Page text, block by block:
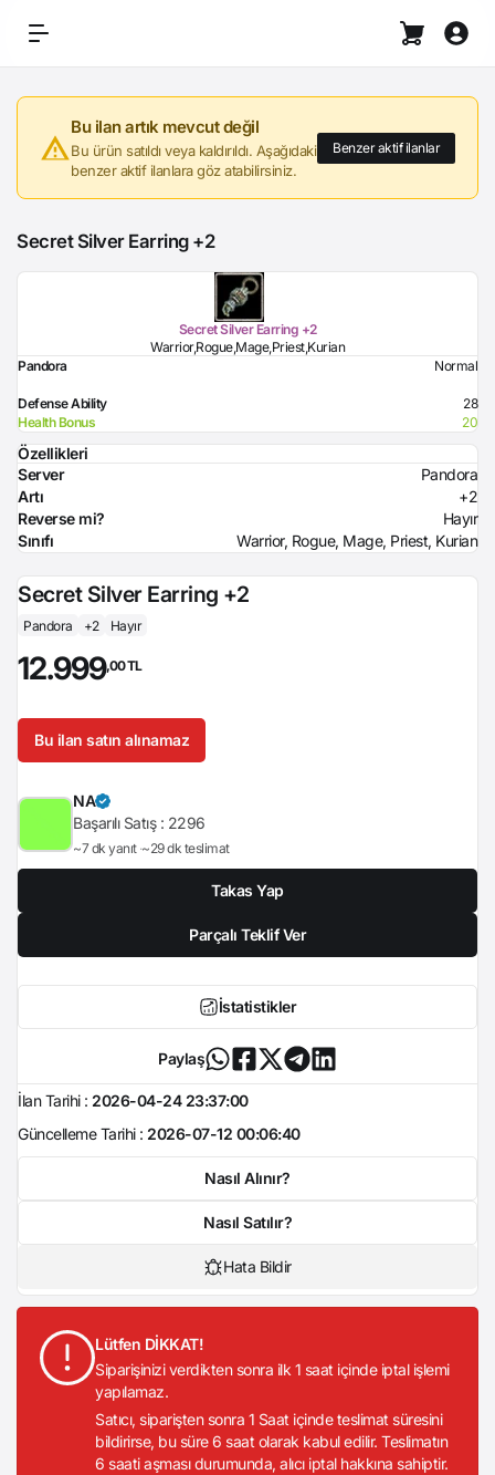
Bu ilan artık mevcut değil
Bu ürün satıldı veya kaldırıldı. Aşağıdaki
benzer aktif ilanlara göz atabilirsiniz.
Benzer aktif ilanlar
Secret Silver Earring +2
Secret Silver Earring +2
Warrior,Rogue,Mage,Priest,Kurian
Pandora
Normal
Defense Ability
28
Health Bonus
20
Özellikleri
Server
Pandora
Artı
+2
Reverse mi?
Hayır
Sınıfı
Warrior, Rogue, Mage, Priest, Kurian
Secret Silver Earring +2
Pandora +2 Hayır
12.999,00 TL
Bu ilan satın alınamaz
NA
Başarılı Satış : 2296
~7 dk yanıt ~29 dk teslimat
Takas Yap
Parçalı Teklif Ver
İstatistikler
Paylaş
İlan Tarihi : 2026-04-24 23:37:00
Güncelleme Tarihi : 2026-07-12 00:06:40
Nasıl Alınır?
Nasıl Satılır?
Hata Bildir
Lütfen DİKKAT!
Siparişinizi verdikten sonra ilk 1 saat içinde iptal işlemi
yapılamaz.
Satıcı, siparişten sonra 1 Saat içinde teslimat süresini
bildirirse, bu süre 6 saat olarak kabul edilir. Teslimatın
6 saati aşması durumunda, alıcı iptal hakkına sahiptir.